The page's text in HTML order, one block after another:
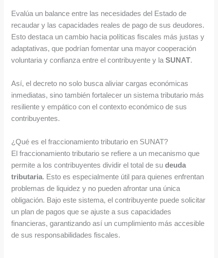
Evalúa un balance entre las necesidades del Estado de
recaudar y las capacidades reales de pago de sus deudores.
Esto destaca un cambio hacia políticas fiscales más justas y
adaptativas, que podrían fomentar una mayor cooperación
voluntaria y confianza entre el contribuyente y laSUNAT.
Así, el decreto no solo busca aliviar cargas económicas
inmediatas, sino también fortalecer un sistema tributario más
resiliente y empático con el contexto económico de sus
contribuyentes.
¿Qué es el fraccionamiento tributario en SUNAT?
El fraccionamiento tributario se refiere a un mecanismo que
permite a los contribuyentes dividir el total de sudeuda
tributaria. Esto es especialmente útil para quienes enfrentan
problemas de liquidez y no pueden afrontar una única
obligación. Bajo este sistema, el contribuyente puede solicitar
un plan de pagos que se ajuste a sus capacidades
financieras, garantizando así un cumplimiento más accesible
de sus responsabilidades fiscales.